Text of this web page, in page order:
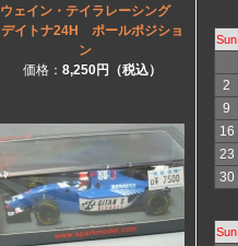
ウェイン・テイラレーシング
デイトナ24H ポールポジショ
ン
価格： 8,250円（税込）
Sun
2
9
16
23
30
Sun